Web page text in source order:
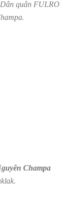
quân FULRO
Champa